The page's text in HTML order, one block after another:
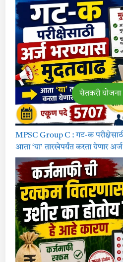
MPSC Group C : गट-क
आता ‘या’ तारखेपर्यंत करता येणार